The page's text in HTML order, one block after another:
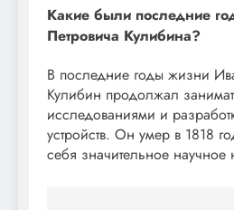
Какие были последние
Петровича Кулибина?
В последние годы жизни
Кулибин продолжал
исследованиями и
устройств. Он умер в 1818
себя значительное научное